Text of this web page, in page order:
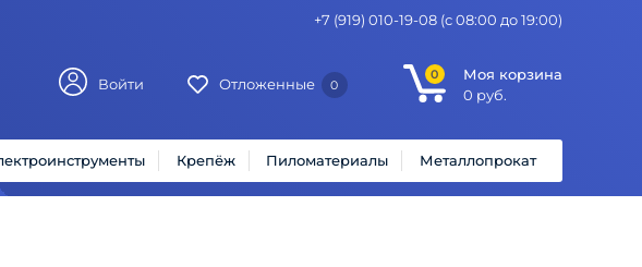
+7 (919) 010-19-08 (с 08:00 до 19:00)
Войти Отложенные 0
0
Моя корзина
0 руб.
Крепёж Пиломатериалы Металлопрокат